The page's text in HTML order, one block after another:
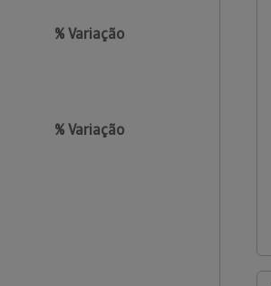
% Variação
% Variação